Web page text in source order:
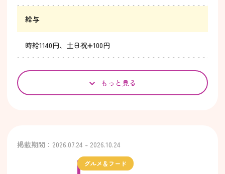
給与
時給1140円、土日祝➕100円
もっと見る
掲載期間：2026.07.24 - 2026.10.24
グルメ＆フード